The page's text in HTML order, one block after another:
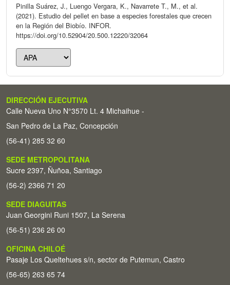
Pinilla Suárez, J., Luengo Vergara, K., Navarrete T., M., et al.
(2021). Estudio del pellet en base a especies forestales que crecen
en la Región del Biobío. INFOR.
https://doi.org/10.52904/20.500.12220/32064
DIRECCIÓN EJECUTIVA
Calle Nueva Uno N°3570 Lt. 4 Michaihue -
San Pedro de La Paz, Concepción
(56-41) 285 32 60
SEDE METROPOLITANA
Sucre 2397, Ñuñoa, Santiago
(56-2) 2366 71 20
SEDE DIAGUITAS
Juan Georgini Runi 1507, La Serena
(56-51) 236 26 00
OFICINA CHILOÉ
Pasaje Los Queltehues s/n, sector de Putemun, Castro
(56-65) 263 65 74